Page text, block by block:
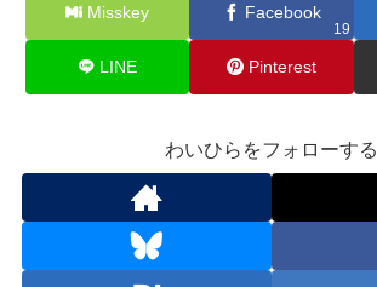
Misskey Facebook
19
LINE Pinterest
わいひらをフォローする